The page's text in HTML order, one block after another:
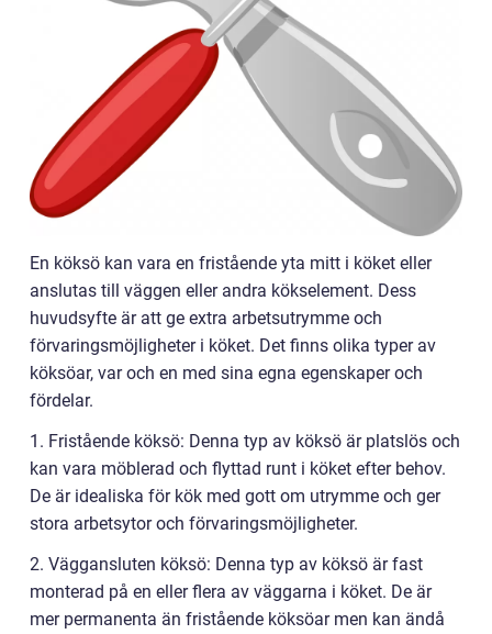
En köksö kan vara en fristående yta mitt i köket eller
anslutas till väggen eller andra kökselement. Dess
huvudsyfte är att ge extra arbetsutrymme och
förvaringsmöjligheter i köket. Det finns olika typer av
köksöar, var och en med sina egna egenskaper och
fördelar.
1. Fristående köksö: Denna typ av köksö är platslös och
kan vara möblerad och flyttad runt i köket efter behov.
De är idealiska för kök med gott om utrymme och ger
stora arbetsytor och förvaringsmöjligheter.
2. Väggansluten köksö: Denna typ av köksö är fast
monterad på en eller flera av väggarna i köket. De är
mer permanenta än fristående köksöar men kan ändå